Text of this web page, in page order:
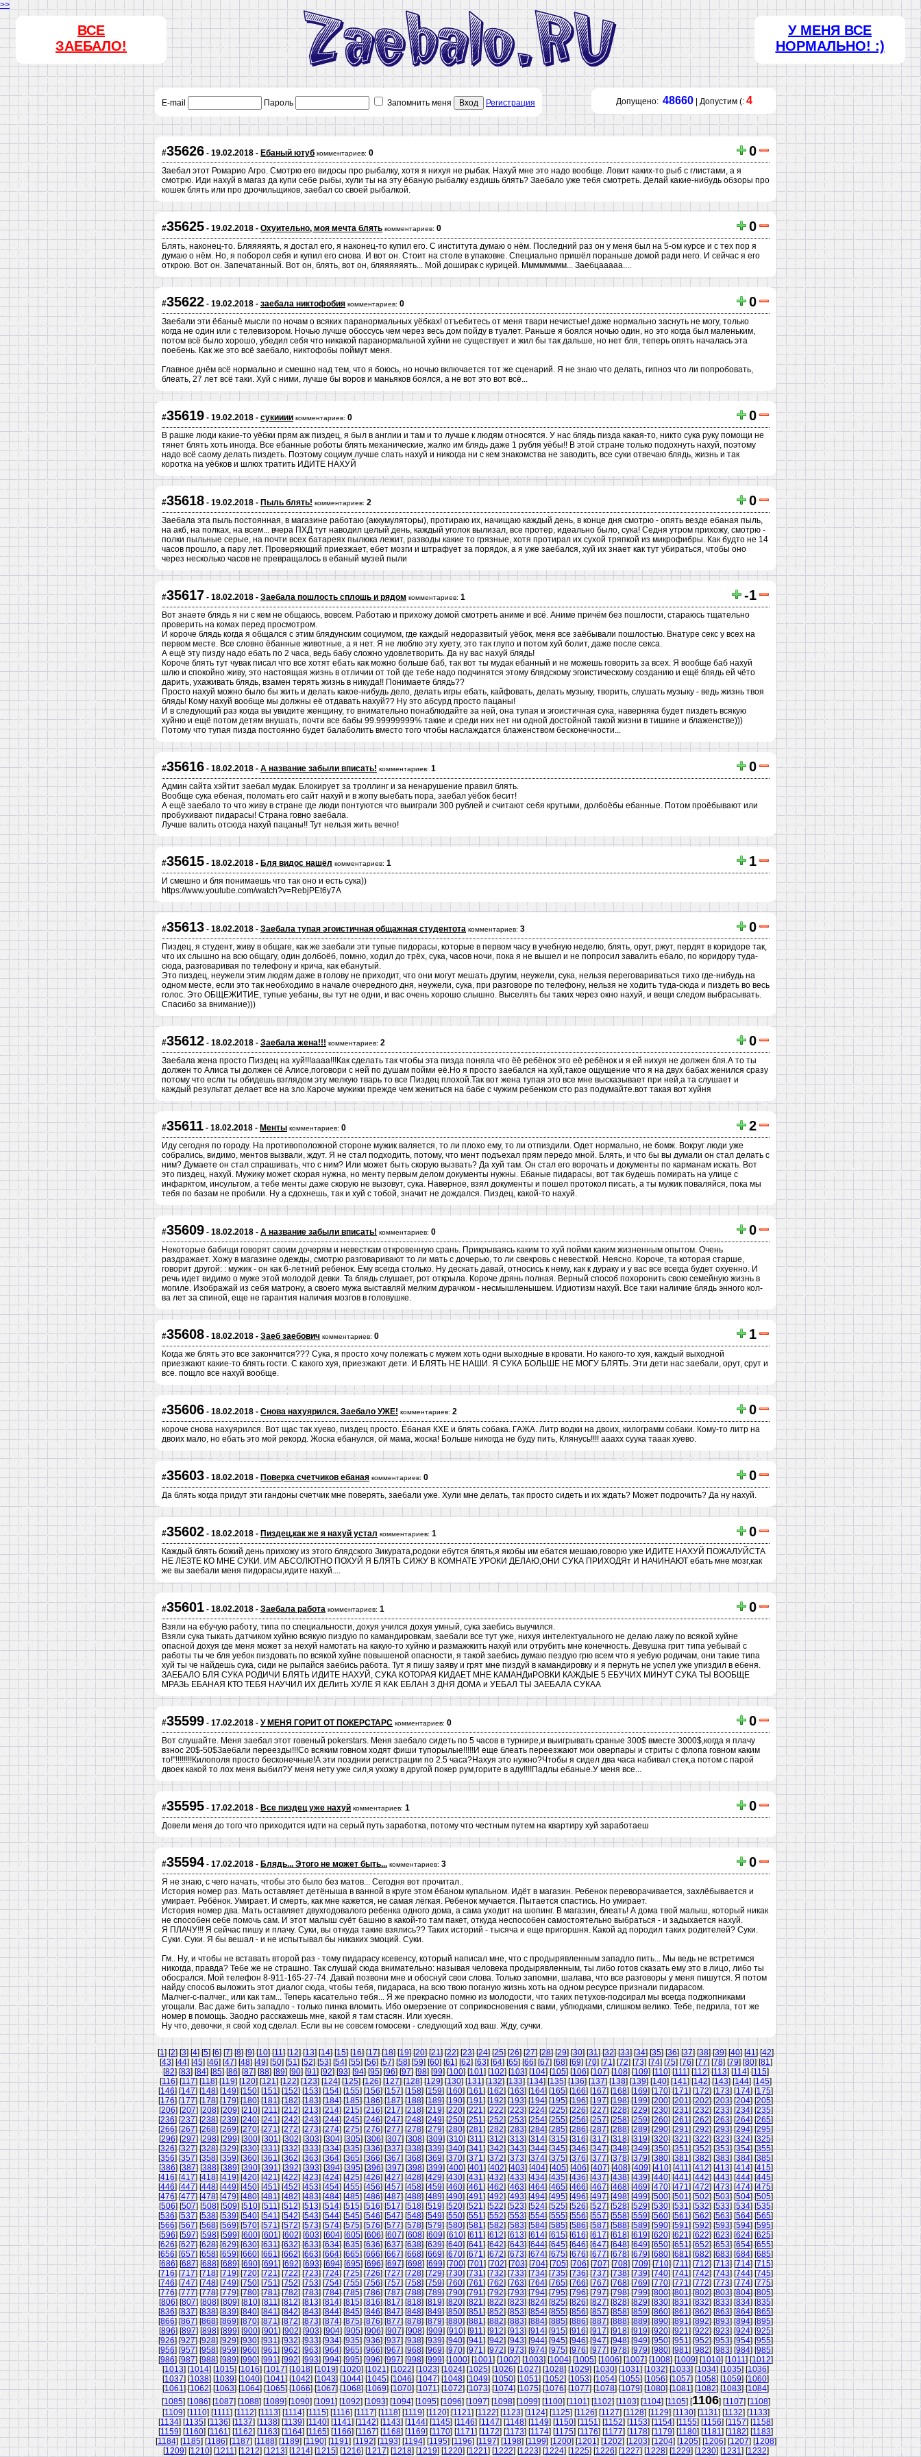
>>
ВСЕ
ЗАЕБАЛО!
У МЕНЯ ВСЕ
НОРМАЛЬНО! :)
E-mail Пароль Запомнить меня Вход Регистрация Допущено: 48660| Допустим (: 4
#35626 - 19.02.2018 - Ебаный ютуб комментариев: 0 0
Заебал этот Ромарио Агро. Смотрю его видосы про рыбалку, хотя я нихуя не рыбак. Нахуй мне это надо вообще. Ловит каких-то рыб с глистами, а я
смотрю. Иди нахуй в магаз да купи себе рыбы, хули ты на эту ёбаную рыбалку ездишь блять? Заебало уже тебя смотреть. Делай какие-нибудь обзоры про
кошек блять или про дрочильщиков, заебал со своей рыбалкой.
#35625 - 19.02.2018 - Охуительно, моя мечта блять комментариев: 0 0
Блять, наконец-то. Бляяяяять, я достал его, я наконец-то купил его. С института думаю о нём. Последний раз он у меня был на 5-ом курсе и с тех пор я
думаю о нём. Но, я поборол себя и купил его снова. И вот он. Стоит на столе в упаковке. Специально пришёл пораньше домой ради него. И сейчас я его
открою. Вот он. Запечатанный. Вот он, блять, вот он, бляяяяяять... Мой доширак с курицей. Мммммммм... Заебцааааа....
#35622 - 19.02.2018 - заебала никтофобия комментариев: 0 0
Заебали эти ёбаныё мысли по ночам о всяких паранормальных уёбках! отъебитесь от меня твари нечистые! даже нормально заснуть не могу, только
когда не один или с телевизором. Ночью лучше обоссусь чем через весь дом пойду в туалет. Раньше я боялся ночью один, но это когда был маленьким,
потом всё было хорошо, убедил себя что никакой паранормальной хуйни не существует и жил бы так дальше, но нет бля, теперь опять началась эта
поебень. Как же это всё заебало, никтофобы поймут меня.
Главное днём всё нормально и смешно над тем, что я боюсь, но ночью включается тот же сценарий. Я не знаю что делать, гипноз что ли попробовать,
блеать, 27 лет всё таки. Хуй с ними, лучше бы воров и маньяков боялся, а не вот это вот всё...
#35619 - 19.02.2018 - сукииии комментариев: 0 0
В рашке люди какие-то уёбки прям аж пиздец, я был в англии и там и то лучше к людям относятся. У нас блядь пизда какая-то, никто сука руку помощи не
тянет блять хоть иногда. Все ебанные роботы блять механические, жалко им блядь даже 1 рубля уёбы!! В этой стране только подохнуть нахуй, поэтому
надо всё саому делать пиздеть. Поэтому социум лучше слать нахуй и никогда ни с кем знакомства не заводить, все суки отвечаю блядь, жизнь и так
коротка на уёбков и шлюх тратить ИДИТЕ НАХУЙ
#35618 - 19.02.2018 - Пыль блять! комментариев: 2 0
Заебала эта пыль постоянная, в магазине работаю (аккумуляторы), протираю их, начищаю каждый день, в конце дня смотрю - опять везде ебаная пыль,
на акб, на полках, на всем... вчера ПХД тут наводил целый день, каждый уголок вылизал, все протер, идеально было, сука! Седня утром прихожу, смотрю -
полки пыльные серые, на почти всех батареях пылюка лежит, разводы какие то грязные, хотя протирал их сухой тряпкой из микрофибры. Как будто не 14
часов прошло, а пару лет. Проверяющий приезжает, ебет мозги и штрафует за порядок, а я уже заебался, хуй их знает как тут убираться, чтобы оно
через несколько часов не превращалось в ебаный музей пыли
#35617 - 18.02.2018 - Заебала пошлость сплошь и рядом комментариев: 1 -1
Вот знаете блядь я ни с кем не общаюсь, вовсем. Работаю и прихожу домой смотреть аниме и всё. Аниме причём без пошлости, стараюсь тщательно
проверить на комах перед просмотром.
И короче блядь когда я общался с этим блядунским социумом, где каждый недоразвитый уёбок, меня все заёбывали пошлостью. Внатуре секс у всех на
первом месте. Все словно ёбанные животные, а я нет. Я не люблю эту хуету, это так глупо и потом хуй болит, даже после секса.
А ещё эту пизду надо ебать по 2 часа, ведь бабу сложно удовлетворить. Да ну вас нахуй блядь!
Короче блять тут чувак писал что все хотят ебать как можно больше баб, так вот ты мудак ебанный и не можешь говорить за всех. Я вообще баб нахуй
шлю и спокойно живу, это настоящая жизнь в отличии от той где тебе надо подчинятся этому блядскому эгоистическому созданию и ещё блядь ей чёто
дарить, ухаживать блядь, взамен терять жизнь в никуда!! Понимаете блядь??
Просто нахуй можно было бы жить и делать какое-нибудь дело, делать игры ебать, кайфовать, делать музыку, творить, слушать музыку - ведь жизнь твоя
блядь! Кому нахуй вообще мы должны её отдавать нахуй?? Ну это абсурд просто пацаны!
И в следующий раз когда вы увидите женщину, то внимательно понаблюдайте за ней, она тупая и эгоистичная сука, наверняка будет пиздеть всякую
хуйню и ещё потом детям внушать, почти все бабы 99.99999999% такие и среди них нет ни одной достойной такой жизни в тишине и блаженстве)))
Потому что тупая пизда постоянно будет балаболить вместо того чтобы наслаждатся блаженством бесконечности...
#35616 - 18.02.2018 - А название забыли вписать! комментариев: 1 0
Админ сайта хэйтит заебал мудак. Блокирует за троллинг и за ненарушение правил блять.
Вообще сука ебеная, поломать его сайт нахуй и в жопу выебать пора, заебал уёбок бесит!
А ещё заебало то что живу в стране где люди понтуются что выиграли 300 рублей и считают себя крутыми, долбоёбы ебанные. Потом проёбывают или
пробухивают пидарасы! Страна говно заебала.
Лучше валить отсюда нахуй пацаны!! Тут нельзя жить вечно!
#35615 - 18.02.2018 - Бля видос нашёл комментариев: 1 1
И смешно и бля понимаешь что так оно и есть сука))
https://www.youtube.com/watch?v=RebjPEt6y7A
#35613 - 18.02.2018 - Заебала тупая эгоистичная общажная студентота комментариев: 3 0
Пиздец, я студент, живу в общаге, как же заебали эти тупые пидорасы, которые в первом часу в учебную неделю, блять, орут, ржут, пердят в коридоре так,
что их слышно на всю общагу, один долбоёб, помню, ходил до трёх, сука, часов ночи, пока я не вышел и не попросил завалить ебало, по коридору туда-
сюда, разговаривая по телефону и крича, как ебанутый.
Это пиздец, неужели этим людям даже в голову не приходит, что они могут мешать другим, неужели, сука, нельзя переговариваться тихо где-нибудь на
одном месте, если это так необходимо в начале очередного дня, неужели, сука, при разговоре по телефону, нельзя не ходить туда-сюда и пиздеть во весь
голос. Это ОБЩЕЖИТИЕ, тупые уебаны, вы тут не одни, и вас очень хорошо слышно. Выселять бы таких через окно нахуй, и вещи следом выбрасывать.
Спасибо за внимание)))
#35612 - 18.02.2018 - Заебала жена!!! комментариев: 2 0
Заебала жена просто Пиздец на хуй!!!аааа!!!Как сделать так чтобы эта пизда поняла что ёё ребёнок это её ребёнок и я ей нихуя не должен бля.А то ты
должен то Алиса ты должен сё Алисе,поговори с ней по душам пойми её.Но я просто заебался на хуй,такое ощущение что я на двух бабах женился сразу
потому что если ты обидешь взглядом эту мелкую тварь то все Пиздец плохой.Так вот жена тупая это все мне высказывает при ней,а та слушает и
каждый результат делает все на зло.Кароче мужики прежде чем жениться на бабе с чужим ребенком сто раз подумайте.вот такая вот хуйня
#35611 - 18.02.2018 - Менты комментариев: 0 2
Иду сегодня по городу. На противоположной стороне мужик валяется, то ли плохо ему, то ли отпиздили. Одет нормально, не бомж. Вокруг люди уже
собрались, видимо, ментов вызвали, ждут. Я не стал подходить, потому, что мент подъехал прям передо мной. Блять, и что бы вы думали он стал делать с
ним? Думаете он стал спрашивать, что с ним? Или может быть скорую вызвать? Да хуй там. Он стал его ворочать и документы по карманам искать. Вот
это пиздец, нахуй. Мужику может скорая нужна, но менту первым делом документы нужны. Ебаные пидарасы, вот так будешь помирать на улице с
инфарктом, инсультом, а тебе менты даже скорую не вызовут, сука. Наверное, взял документы и пошел протокол писать, а ты мужик поваляйся, пока мы
тебя по базам не пробили. Ну а сдохнешь, так и хуй с тобой, значит не дождался. Пиздец, какой-то нахуй.
#35609 - 18.02.2018 - А название забыли вписать! комментариев: 0 0
Некоторые бабищи говорят своим дочерям и невесткам откровенную срань. Прикрываясь каким то хуй пойми каким жизненным опытом. Очень
раздражает. Хожу в магазине одежды, смотрю разговаривают то ли мать с дочерью, то ли свекровь с невесткой. Неясно. Короче, та которая старше,
говорит другой: : мужик - он как 6-летний ребенок. Ему всегда столько. Ну дескать давай, относись к нему, как к дураку и у вас все всегда будет охуенно. И
речь идет видимо о муже этой молодой девки. Та блядь слушает, рот открыла. Короче дрянь полная. Верный способ похоронить свою семейную жизнь в
могиле. Изображай из себя матрону, а своего мужа выставляй мелким дурачком - несмышленышем. Идиотизм нахуй. Все таки наличие блядь энного кол-
ва лет за спиной, еще не гарантия наличия мозгов в головушке.
#35608 - 18.02.2018 - Заеб заебович комментариев: 0 1
Когда же блять это все закончится??? Сука, я просто хочу полежать с мужем хоть одни выходные в кровати. Но какого-то хуя, каждый выходной
приезжают какие-то блять гости. С какого хуя, приезжают дети. И БЛЯТЬ НЕ НАШИ. Я СУКА БОЛЬШЕ НЕ МОГУ БЛЯТЬ. Эти дети нас заебали, орут, срут и
все. пощло все нахуй вообще.
#35606 - 18.02.2018 - Снова нахуярился. Заебало УЖЕ! комментариев: 2 0
короче снова нахуярился. Вот щас так хуево, пиздец просто. Ёбаная КХЕ и блять собака. ГАЖА. Литр водки на двоих, килограмм собаки. Кому-то литр на
двоих мало, но ебать это мой рекорд. Жоска ебанулся, ой мама, жоска! Больше никогда не буду пить, Клянусь!!!! ааахх суука тааак хуево.
#35603 - 18.02.2018 - Поверка счетчиков ебаная комментариев: 0 0
Да блять когда придут эти гандоны счетчик мне поверять, заебали уже. Хули мне делать, так просто сидеть и их ждать? Может подрочить? Да ну нахуй.
#35602 - 18.02.2018 - Пиздец,как же я нахуй устал комментариев: 1 0
Каждый блять божий день прихожу из этого блядского Зикурата,родоки ебутся блять,я якобы им ебатся мешаю,говорю уже ИДИТЕ НАХУЙ ПОЖАЛУЙСТА
НЕ ЛЕЗТЕ КО МНЕ СУКИ. ИМ АБСОЛЮТНО ПОХУЙ Я БЛЯТЬ СИЖУ В КОМНАТЕ УРОКИ ДЕЛАЮ,ОНИ СУКА ПРИХОДЯт И НАЧИНАЮТ ебать мне мозг,как
же вы заебали меня пидорасы,идите нахуй....
#35601 - 18.02.2018 - Заебала работа комментариев: 1 0
Взяли на ебучую работу, типа по специальности, дохуя учился дохуя умный, сука заебись выучился.
Взяли сука тыкать датчиком хуйню всякую пиздую по камандировкам, заебали все тут уже, нихуя интелектуального не делаю лажу по всякой хуйне
опасной дохуя где меня может за нехуй намотать на какую-то хуйню и размажжить нахуй или отрубить мне конечность. Девушка грит типа уебывай с
работы ты че бля уебок пиздовать по всякой хуйне повышеной опасности, я такой заебись думаю пездую грю всем что я уебую родичам, они такие типа
хуй ты че найдешь сука, сиди не рыпайся заебись работа. Тут я пишу заяву и грят мне пиздуй в камандировку и я пернуть не успел уже упиздил в ебеня.
ЗАЕБАЛО БЛЯ СУКА РОДИЧИ БЛЯТЬ ИДИТЕ НАХУЙ, СУКА КОТОРАЯ КИДАЕТ МНЕ КАМАНДиРОВКИ КАЖДЫЕ 5 ЕБУЧИХ МИНУТ СУКА ТЫ ВООБЩЕ
МРАЗЬ ЕБАНАЯ КТО ТЕБЯ НАУЧИЛ ИХ ДЕЛитЬ ХУЛЕ Я КАК ЕБЛАН 3 ДНЯ ДОМА и УЕБАЛ ТЫ ЗАЕБАЛА СУКАА
#35599 - 17.02.2018 - У МЕНЯ ГОРИТ ОТ ПОКЕРСТАРС комментариев: 0 0
Вот слушайте. Меня заебал этот говеный pokerstars. Меня заебало сидеть по 5 часов в турнире,и выигрывать сраные 300$ вместе 3000$,когда я плачу
взнос 20$-50$Заебали переезды!!!Со всяким говном ходят фиши тупорылые!!!!!И еще блеать переезжают мои оверпары и стриты с флопа говном каким
то!"!!!!!!!!Килополя просто бесконечные!А эти позднии регистрации по 2.5 часа?Нахуя это нужно?Чтобы я сидел два часа набивал стек,а потом с парой
двоек какой то лох меня выбил?У меня нету уже сил,я ухожу в другой покер рум,горите в аду!!!!Падлы ебаные.У меня все...
#35595 - 17.02.2018 - Все пиздец уже нахуй комментариев: 1 0
Довели меня до того что приходится идти на серый путь заработка, потому что честным путем на квартиру хуй заработаеш
#35594 - 17.02.2018 - Блядь... Этого не может быть... комментариев: 3 0
Я не знаю, с чего начать, чтобы это было без матов... Сегодня вот прочитал..
История номер раз. Мать оставляет детёныша в ванной в круге этом ёбаном купальном. Идёт в магазин. Ребенок переворачивается, захлёбывается и
умирает. Ребёнок. Умирает. И смерть, как мне кажется, не самая лёгкая. Ребенок мучается. Пытается спастись. Но умирает.
История номер два. Мать оставляет двухгодовалого ребенка одного дома, а сама уходит на шопинг. В магазин, блеать! А дома твой малыш, который никак
не способен себе помочь сам. И этот малыш суёт башню в какой-то там пакет, откуда неспособен самостоятельно выбраться - и задыхается нахуй.
Я ПЛАЧУ!!! Я сейчас пишу и плачу. Суки, вы откуда такие взялись?? Таких историй - тысяча и еще пригоршня. Какой ад породил таких родителей? Суки.
Суки. Суки. Я бы вешал - и не испытывал бы никаких эмоций. Суки.
Гм.. Ну, и чтобы не вставать второй раз - тому пидарасу ксевенсу, который написал мне, что с продырявленным западло пить... Мы ведь не встретимся
никогда, правда? Тебе же не страшно. Так слушай сюда внимательно: называя человека продырявленным, ты либо готов сказать ему это в лицо, либо ты
обосрался. Мой телефон 8-911-165-27-74. Давай позвони мне и обоснуй свои слова. Только запомни, шалава, что все разговоры у меня пишутся. Я потом
найду способ выложить этот диалог сюда, чтобы тебя, пидараса, на всю твою поганую жизнь хоть на одном ресурсе признали пидарасом.
Малчег-с-палчег., или как там... Теперь касательно тебя... Я же прекрасно помню из молодости, что таких петухов-подсирал мы всегда поджопниками
угощали. Вас даже бить западло - только пинка вломить. Ибо омерзение от соприкосновения с вами, ублюдками, слишком велико. Тебе, педрила, тот же
номер в помощь. Заодно расскажешь мне, какой я там стасян. Или хуесян.
Ну что, девочки, я свой ход сделал. Если вы не совсем гомосеки - следующий ход ваш. Жду, сучки.
[1] [2] [3] [4] [5] [6] [7] [8] [9] [10] [11] [12] [13] [14] [15] [16] [17] [18] [19] [20] [21] [22] [23] [24] [25] [26] [27] [28] [29] [30] [31] [32] [33] [34] [35] [36] [37] [38] [39] [40] [41] [42]
[43] [44] [45] [46] [47] [48] [49] [50] [51] [52] [53] [54] [55] [56] [57] [58] [59] [60] [61] [62] [63] [64] [65] [66] [67] [68] [69] [70] [71] [72] [73] [74] [75] [76] [77] [78] [79] [80] [81]
[82] [83] [84] [85] [86] [87] [88] [89] [90] [91] [92] [93] [94] [95] [96] [97] [98] [99] [100] [101] [102] [103] [104] [105] [106] [107] [108] [109] [110] [111] [112] [113] [114] [115]
[116] [117] [118] [119] [120] [121] [122] [123] [124] [125] [126] [127] [128] [129] [130] [131] [132] [133] [134] [135] [136] [137] [138] [139] [140] [141] [142] [143] [144] [145]
[146] [147] [148] [149] [150] [151] [152] [153] [154] [155] [156] [157] [158] [159] [160] [161] [162] [163] [164] [165] [166] [167] [168] [169] [170] [171] [172] [173] [174] [175]
[176] [177] [178] [179] [180] [181] [182] [183] [184] [185] [186] [187] [188] [189] [190] [191] [192] [193] [194] [195] [196] [197] [198] [199] [200] [201] [202] [203] [204] [205]
[206] [207] [208] [209] [210] [211] [212] [213] [214] [215] [216] [217] [218] [219] [220] [221] [222] [223] [224] [225] [226] [227] [228] [229] [230] [231] [232] [233] [234] [235]
[236] [237] [238] [239] [240] [241] [242] [243] [244] [245] [246] [247] [248] [249] [250] [251] [252] [253] [254] [255] [256] [257] [258] [259] [260] [261] [262] [263] [264] [265]
[266] [267] [268] [269] [270] [271] [272] [273] [274] [275] [276] [277] [278] [279] [280] [281] [282] [283] [284] [285] [286] [287] [288] [289] [290] [291] [292] [293] [294] [295]
[296] [297] [298] [299] [300] [301] [302] [303] [304] [305] [306] [307] [308] [309] [310] [311] [312] [313] [314] [315] [316] [317] [318] [319] [320] [321] [322] [323] [324] [325]
[326] [327] [328] [329] [330] [331] [332] [333] [334] [335] [336] [337] [338] [339] [340] [341] [342] [343] [344] [345] [346] [347] [348] [349] [350] [351] [352] [353] [354] [355]
[356] [357] [358] [359] [360] [361] [362] [363] [364] [365] [366] [367] [368] [369] [370] [371] [372] [373] [374] [375] [376] [377] [378] [379] [380] [381] [382] [383] [384] [385]
[386] [387] [388] [389] [390] [391] [392] [393] [394] [395] [396] [397] [398] [399] [400] [401] [402] [403] [404] [405] [406] [407] [408] [409] [410] [411] [412] [413] [414] [415]
[416] [417] [418] [419] [420] [421] [422] [423] [424] [425] [426] [427] [428] [429] [430] [431] [432] [433] [434] [435] [436] [437] [438] [439] [440] [441] [442] [443] [444] [445]
[446] [447] [448] [449] [450] [451] [452] [453] [454] [455] [456] [457] [458] [459] [460] [461] [462] [463] [464] [465] [466] [467] [468] [469] [470] [471] [472] [473] [474] [475]
[476] [477] [478] [479] [480] [481] [482] [483] [484] [485] [486] [487] [488] [489] [490] [491] [492] [493] [494] [495] [496] [497] [498] [499] [500] [501] [502] [503] [504] [505]
[506] [507] [508] [509] [510] [511] [512] [513] [514] [515] [516] [517] [518] [519] [520] [521] [522] [523] [524] [525] [526] [527] [528] [529] [530] [531] [532] [533] [534] [535]
[536] [537] [538] [539] [540] [541] [542] [543] [544] [545] [546] [547] [548] [549] [550] [551] [552] [553] [554] [555] [556] [557] [558] [559] [560] [561] [562] [563] [564] [565]
[566] [567] [568] [569] [570] [571] [572] [573] [574] [575] [576] [577] [578] [579] [580] [581] [582] [583] [584] [585] [586] [587] [588] [589] [590] [591] [592] [593] [594] [595]
[596] [597] [598] [599] [600] [601] [602] [603] [604] [605] [606] [607] [608] [609] [610] [611] [612] [613] [614] [615] [616] [617] [618] [619] [620] [621] [622] [623] [624] [625]
[626] [627] [628] [629] [630] [631] [632] [633] [634] [635] [636] [637] [638] [639] [640] [641] [642] [643] [644] [645] [646] [647] [648] [649] [650] [651] [652] [653] [654] [655]
[656] [657] [658] [659] [660] [661] [662] [663] [664] [665] [666] [667] [668] [669] [670] [671] [672] [673] [674] [675] [676] [677] [678] [679] [680] [681] [682] [683] [684] [685]
[686] [687] [688] [689] [690] [691] [692] [693] [694] [695] [696] [697] [698] [699] [700] [701] [702] [703] [704] [705] [706] [707] [708] [709] [710] [711] [712] [713] [714] [715]
[716] [717] [718] [719] [720] [721] [722] [723] [724] [725] [726] [727] [728] [729] [730] [731] [732] [733] [734] [735] [736] [737] [738] [739] [740] [741] [742] [743] [744] [745]
[746] [747] [748] [749] [750] [751] [752] [753] [754] [755] [756] [757] [758] [759] [760] [761] [762] [763] [764] [765] [766] [767] [768] [769] [770] [771] [772] [773] [774] [775]
[776] [777] [778] [779] [780] [781] [782] [783] [784] [785] [786] [787] [788] [789] [790] [791] [792] [793] [794] [795] [796] [797] [798] [799] [800] [801] [802] [803] [804] [805]
[806] [807] [808] [809] [810] [811] [812] [813] [814] [815] [816] [817] [818] [819] [820] [821] [822] [823] [824] [825] [826] [827] [828] [829] [830] [831] [832] [833] [834] [835]
[836] [837] [838] [839] [840] [841] [842] [843] [844] [845] [846] [847] [848] [849] [850] [851] [852] [853] [854] [855] [856] [857] [858] [859] [860] [861] [862] [863] [864] [865]
[866] [867] [868] [869] [870] [871] [872] [873] [874] [875] [876] [877] [878] [879] [880] [881] [882] [883] [884] [885] [886] [887] [888] [889] [890] [891] [892] [893] [894] [895]
[896] [897] [898] [899] [900] [901] [902] [903] [904] [905] [906] [907] [908] [909] [910] [911] [912] [913] [914] [915] [916] [917] [918] [919] [920] [921] [922] [923] [924] [925]
[926] [927] [928] [929] [930] [931] [932] [933] [934] [935] [936] [937] [938] [939] [940] [941] [942] [943] [944] [945] [946] [947] [948] [949] [950] [951] [952] [953] [954] [955]
[956] [957] [958] [959] [960] [961] [962] [963] [964] [965] [966] [967] [968] [969] [970] [971] [972] [973] [974] [975] [976] [977] [978] [979] [980] [981] [982] [983] [984] [985]
[986] [987] [988] [989] [990] [991] [992] [993] [994] [995] [996] [997] [998] [999] [1000] [1001] [1002] [1003] [1004] [1005] [1006] [1007] [1008] [1009] [1010] [1011] [1012]
[1013] [1014] [1015] [1016] [1017] [1018] [1019] [1020] [1021] [1022] [1023] [1024] [1025] [1026] [1027] [1028] [1029] [1030] [1031] [1032] [1033] [1034] [1035] [1036]
[1037] [1038] [1039] [1040] [1041] [1042] [1043] [1044] [1045] [1046] [1047] [1048] [1049] [1050] [1051] [1052] [1053] [1054] [1055] [1056] [1057] [1058] [1059] [1060]
[1061] [1062] [1063] [1064] [1065] [1066] [1067] [1068] [1069] [1070] [1071] [1072] [1073] [1074] [1075] [1076] [1077] [1078] [1079] [1080] [1081] [1082] [1083] [1084]
[1085] [1086] [1087] [1088] [1089] [1090] [1091] [1092] [1093] [1094] [1095] [1096] [1097] [1098] [1099] [1100] [1101] [1102] [1103] [1104] [1105] [1106] [1107] [1108]
[1109] [1110] [1111] [1112] [1113] [1114] [1115] [1116] [1117] [1118] [1119] [1120] [1121] [1122] [1123] [1124] [1125] [1126] [1127] [1128] [1129] [1130] [1131] [1132] [1133]
[1134] [1135] [1136] [1137] [1138] [1139] [1140] [1141] [1142] [1143] [1144] [1145] [1146] [1147] [1148] [1149] [1150] [1151] [1152] [1153] [1154] [1155] [1156] [1157] [1158]
[1159] [1160] [1161] [1162] [1163] [1164] [1165] [1166] [1167] [1168] [1169] [1170] [1171] [1172] [1173] [1174] [1175] [1176] [1177] [1178] [1179] [1180] [1181] [1182] [1183]
[1184] [1185] [1186] [1187] [1188] [1189] [1190] [1191] [1192] [1193] [1194] [1195] [1196] [1197] [1198] [1199] [1200] [1201] [1202] [1203] [1204] [1205] [1206] [1207] [1208]
[1209] [1210] [1211] [1212] [1213] [1214] [1215] [1216] [1217] [1218] [1219] [1220] [1221] [1222] [1223] [1224] [1225] [1226] [1227] [1228] [1229] [1230] [1231] [1232]